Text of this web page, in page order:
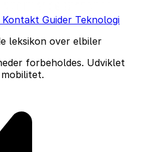
Kontakt Guider Teknologi
leksikon over elbiler
forbeholdes. Udviklet